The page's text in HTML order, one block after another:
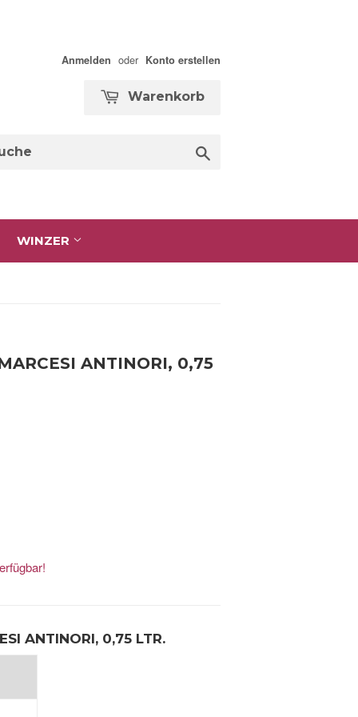
Anmelden oder Konto erstellen
Warenkorb
WINZER
ANTINORI, 0,75
ANTINORI, 0,75 LTR.